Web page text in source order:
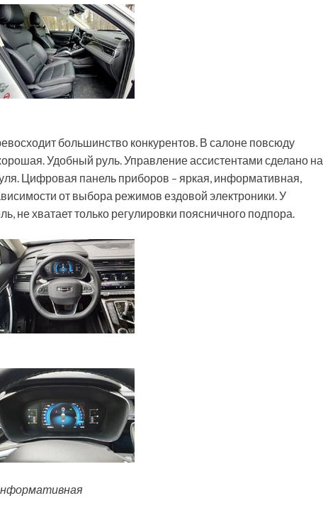
большинство конкурентов. В салоне повсюду
Удобный руль. Управление ассистентами сделано на
Цифровая панель приборов – яркая, информативная,
от выбора режимов ездовой электроники. У
не хватает только регулировки поясничного подпора.